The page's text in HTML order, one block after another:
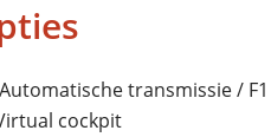
Automatische transmissie /
cockpit